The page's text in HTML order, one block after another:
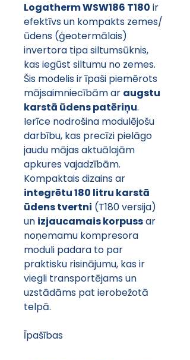
Logatherm WSW186 T180 ir
efektīvs un kompakts zemes/
ūdens (ģeotermālais)
invertora tipa siltumsūknis,
kas iegūst siltumu no zemes.
Šis modelis ir īpaši piemērots
mājsaimniecībām ar augstu
karstā ūdens patēriņu.
Ierīce nodrošina modulējošu
darbību, kas precīzi pielāgo
jaudu mājas aktuālajām
apkures vajadzībām.
Kompaktais dizains ar
integrētu 180 litru karstā
ūdens tvertni (T180 versija)
un izjaucamais korpuss ar
noņemamu kompresora
moduli padara to par
praktisku risinājumu, kas ir
viegli transportējams un
uzstādāms pat ierobežotā
telpā.
Īpašības